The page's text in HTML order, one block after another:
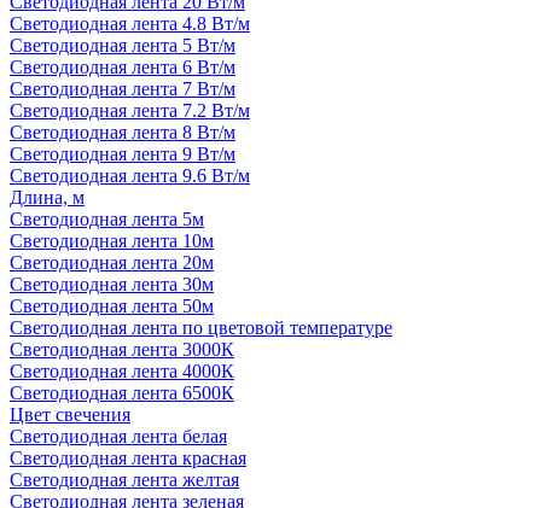
Светодиодная лента 4.8 Вт/м
Светодиодная лента 5 Вт/м
Светодиодная лента 6 Вт/м
Светодиодная лента 7 Вт/м
Светодиодная лента 7.2 Вт/м
Светодиодная лента 8 Вт/м
Светодиодная лента 9 Вт/м
Светодиодная лента 9.6 Вт/м
Длина, м
Светодиодная лента 5м
Светодиодная лента 10м
Светодиодная лента 20м
Светодиодная лента 30м
Светодиодная лента 50м
Светодиодная лента по цветовой температуре
Светодиодная лента 3000К
Светодиодная лента 4000К
Светодиодная лента 6500К
Цвет свечения
Светодиодная лента белая
Светодиодная лента красная
Светодиодная лента желтая
Светодиодная лента зеленая